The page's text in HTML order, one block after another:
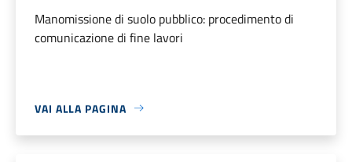
Manomissione di suolo pubblico: procedimento di
comunicazione di fine lavori
VAI ALLA PAGINA